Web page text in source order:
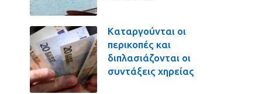
Καταργούνται οι
περικοπές και
διπλασιάζονται οι
συντάξεις χηρείας